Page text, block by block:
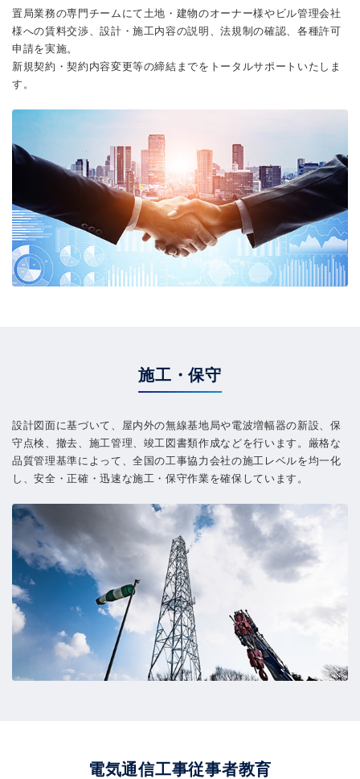
置局業務の専門チームにて土地・建物のオーナー様やビル管理会社
様への賃料交渉、設計・施工内容の説明、法規制の確認、各種許可
申請を実施。
新規契約・契約内容変更等の締結までをトータルサポートいたしま
す。
施工・保守
設計図面に基づいて、屋内外の無線基地局や電波増幅器の新設、保
守点検、撤去、施工管理、竣工図書類作成などを行います。厳格な
品質管理基準によって、全国の工事協力会社の施工レベルを均一化
し、安全・正確・迅速な施工・保守作業を確保しています。
電気通信工事従事者教育